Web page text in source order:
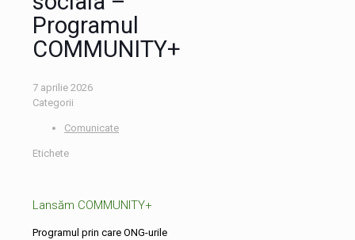
Programul
COMMUNITY+
7 aprilie 2026
Categorii
Comunicate
Etichete
Lansăm COMMUNITY+
Programul prin care ONG-urile